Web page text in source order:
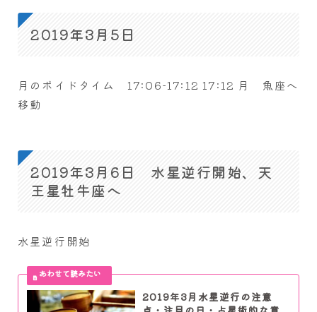
2019年3月5日
月のボイドタイム 17:06-17:12 17:12 月 魚座へ
移動
2019年3月6日 水星逆行開始、天
王星牡牛座へ
水星逆行開始
2019年3月水星逆行の注意